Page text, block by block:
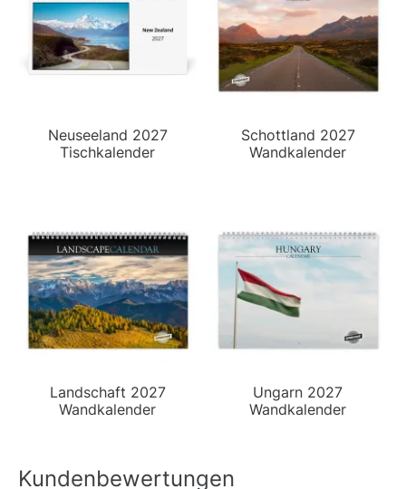
Neuseeland 2027
Tischkalender
Schottland 2027
Wandkalender
Landschaft 2027
Wandkalender
Ungarn 2027
Wandkalender
Kundenbewertungen